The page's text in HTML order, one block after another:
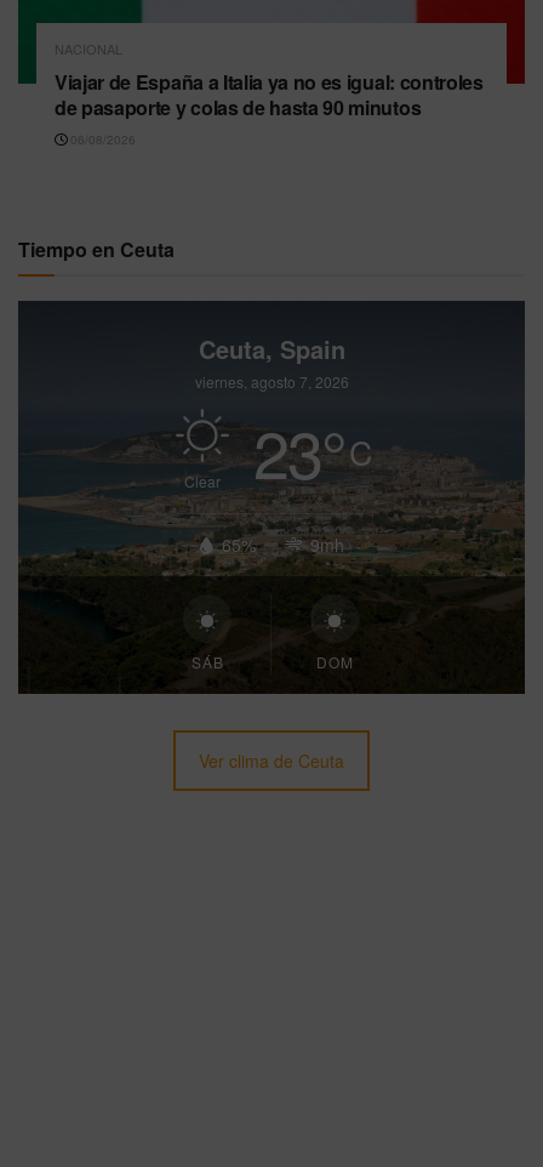
NACIONAL
Viajar de España a Italia ya no es igual: controles
de pasaporte y colas de hasta 90 minutos
06/08/2026
Tiempo en Ceuta
Ceuta, Spain
viernes, agosto 7, 2026
Clear 23°C
65% 9mh
SÁB DOM
Ver clima de Ceuta